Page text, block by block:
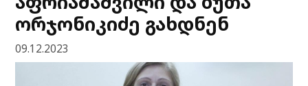
ორჯონიკიძე გახდნენ
09.12.2023